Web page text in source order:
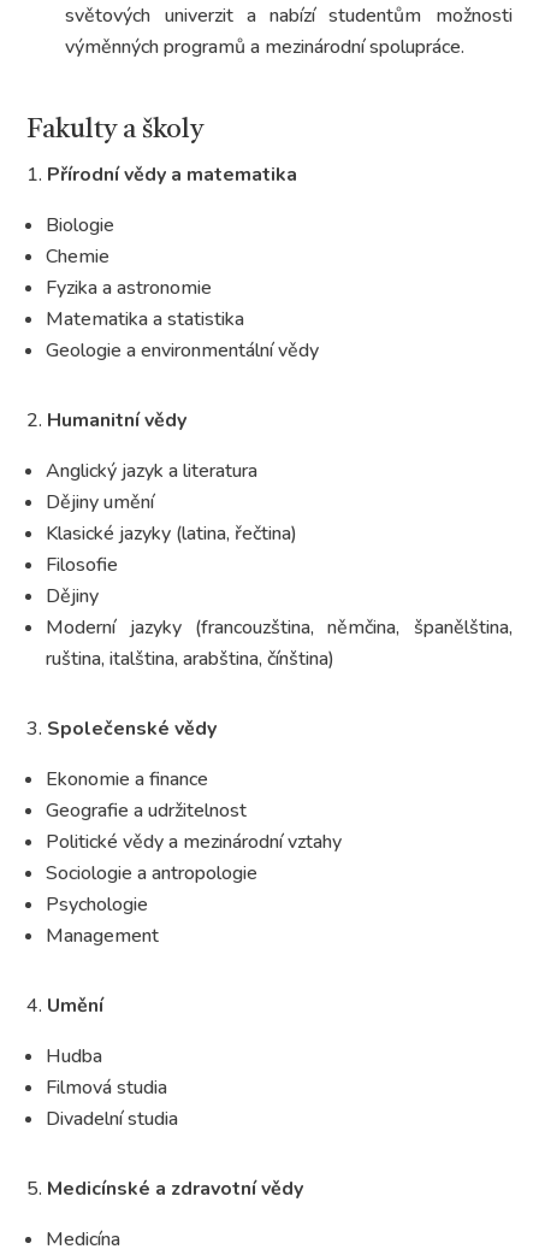
světových univerzit a nabízí studentům možnosti
výměnných programů a mezinárodní spolupráce.
Fakulty a školy
Přírodní vědy a matematika
Biologie
Chemie
Fyzika a astronomie
Matematika a statistika
Geologie a environmentální vědy
Humanitní vědy
Anglický jazyk a literatura
Dějiny umění
Klasické jazyky (latina, řečtina)
Filosofie
Dějiny
Moderní jazyky (francouzština, němčina, španělština,
ruština, italština, arabština, čínština)
Společenské vědy
Ekonomie a finance
Geografie a udržitelnost
Politické vědy a mezinárodní vztahy
Sociologie a antropologie
Psychologie
Management
Umění
Hudba
Filmová studia
Divadelní studia
Medicínské a zdravotní vědy
Medicína